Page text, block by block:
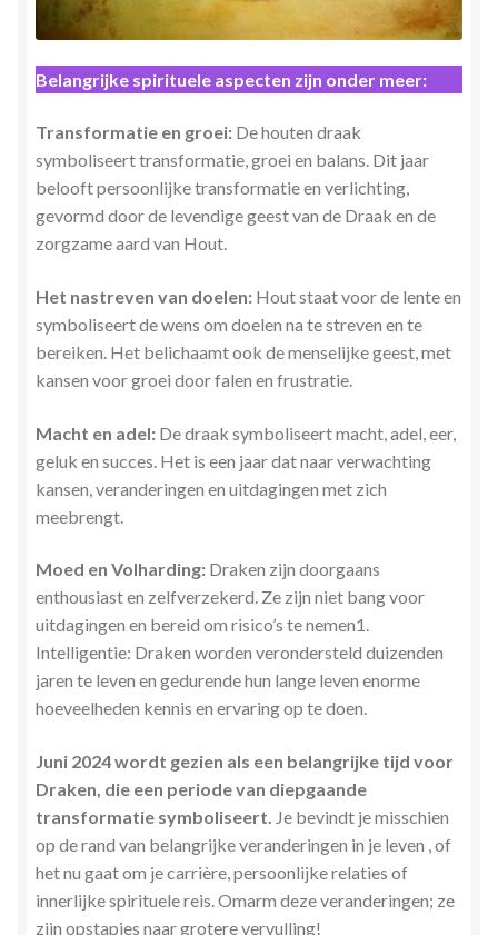
Belangrijke spirituele aspecten zijn onder meer:
Transformatie en groei: De houten draak
symboliseert transformatie, groei en balans. Dit jaar
belooft persoonlijke transformatie en verlichting,
gevormd door de levendige geest van de Draak en de
zorgzame aard van Hout.
Het nastreven van doelen: Hout staat voor de lente en
symboliseert de wens om doelen na te streven en te
bereiken. Het belichaamt ook de menselijke geest, met
kansen voor groei door falen en frustratie.
Macht en adel: De draak symboliseert macht, adel, eer,
geluk en succes. Het is een jaar dat naar verwachting
kansen, veranderingen en uitdagingen met zich
meebrengt.
Moed en Volharding: Draken zijn doorgaans
enthousiast en zelfverzekerd. Ze zijn niet bang voor
uitdagingen en bereid om risico’s te nemen1.
Intelligentie: Draken worden verondersteld duizenden
jaren te leven en gedurende hun lange leven enorme
hoeveelheden kennis en ervaring op te doen.
Juni 2024 wordt gezien als een belangrijke tijd voor
Draken, die een periode van diepgaande
transformatie symboliseert. Je bevindt je misschien
op de rand van belangrijke veranderingen in je leven , of
het nu gaat om je carrière, persoonlijke relaties of
innerlijke spirituele reis. Omarm deze veranderingen; ze
zijn opstapjes naar grotere vervulling!